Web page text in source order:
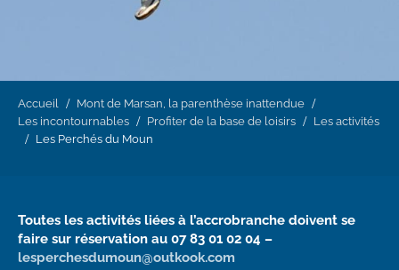
Accueil
Mont de Marsan, la parenthèse inattendue
Les incontournables
Profiter de la base de loisirs
Les activités
Les Perchés du Moun
Toutes les activités liées à l’accrobranche doivent se
faire sur réservation au 07 83 01 02 04 –
lesperchesdumoun@outkook.com